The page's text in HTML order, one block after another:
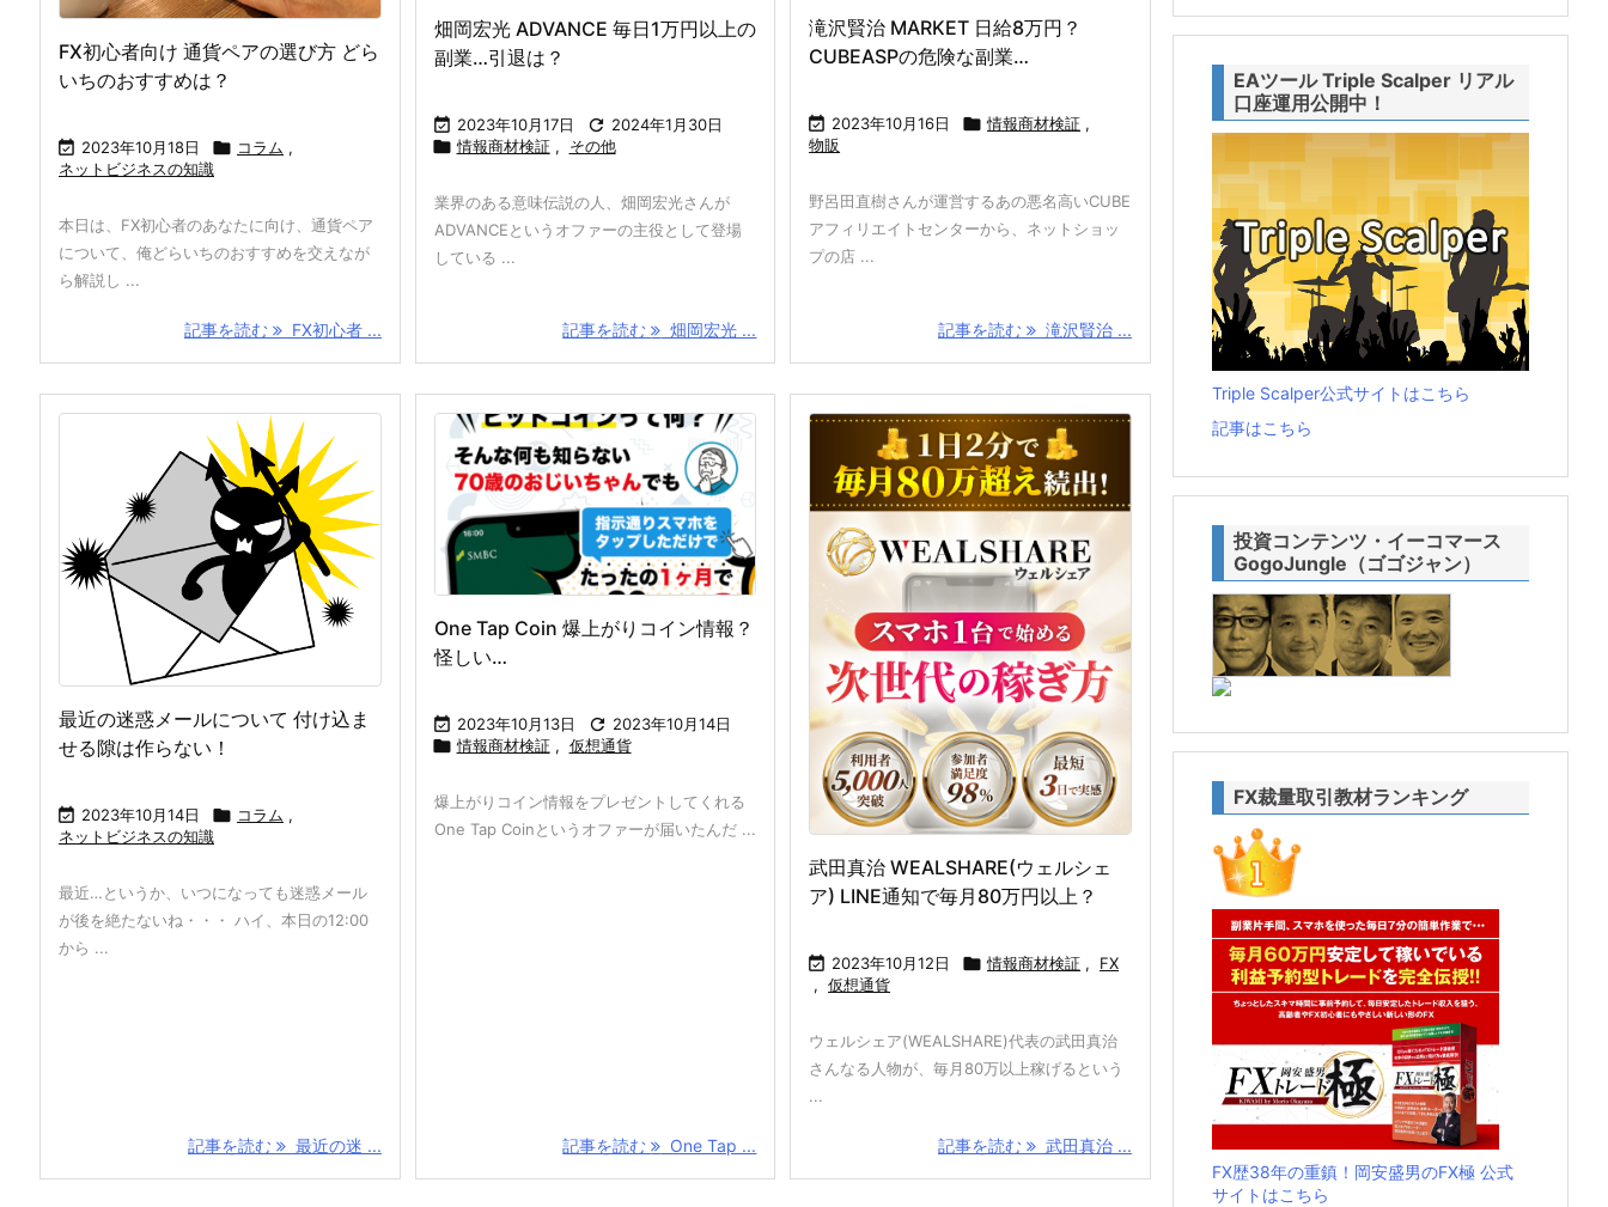
FX初心者向け 通貨ペアの選び方 どら
いちのおすすめは？
 2023年10月18日  コラム ,
ネットビジネスの知識
本日は、FX初心者のあなたに向け、通貨ペア
について、俺どらいちのおすすめを交えなが
ら解説し ...
記事を読む FX初心者 ...
畑岡宏光 ADVANCE 毎日1万円以上の
副業…引退は？
 2023年10月17日  2024年1月30日
 情報商材検証 , その他
業界のある意味伝説の人、畑岡宏光さんが
ADVANCEというオファーの主役として登場
している ...
記事を読む 畑岡宏光 ...
滝沢賢治 MARKET 日給8万円？
CUBEASPの危険な副業…
 2023年10月16日  情報商材検証 ,
物販
野呂田直樹さんが運営するあの悪名高いCUBE
アフィリエイトセンターから、ネットショッ
プの店 ...
記事を読む 滝沢賢治 ...
最近の迷惑メールについて 付け込ま
せる隙は作らない！
 2023年10月14日  コラム ,
ネットビジネスの知識
最近…というか、いつになっても迷惑メール
が後を絶たないね・・・ ハイ、本日の12:00
から ...
記事を読む 最近の迷 ...
One Tap Coin 爆上がりコイン情報？
怪しい…
 2023年10月13日  2023年10月14日
 情報商材検証 , 仮想通貨
爆上がりコイン情報をプレゼントしてくれる
One Tap Coinというオファーが届いたんだ ...
記事を読む One Tap ...
武田真治 WEALSHARE(ウェルシェ
ア) LINE通知で毎月80万円以上？
 2023年10月12日  情報商材検証 ,
FX
, 仮想通貨
ウェルシェア(WEALSHARE)代表の武田真治
さんなる人物が、毎月80万以上稼げるという
...
記事を読む 武田真治 ...
EAツール Triple Scalper リアル
口座運用公開中！
Triple Scalper公式サイトはこちら
記事はこちら
投資コンテンツ・イーコマース
GogoJungle（ゴゴジャン）
FX裁量取引教材ランキング
FX歴38年の重鎮！岡安盛男のFX極 公式
サイトはこちら